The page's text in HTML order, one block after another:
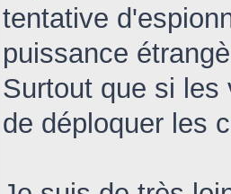
tentative
puissance
Surtout que si
de déploquer les